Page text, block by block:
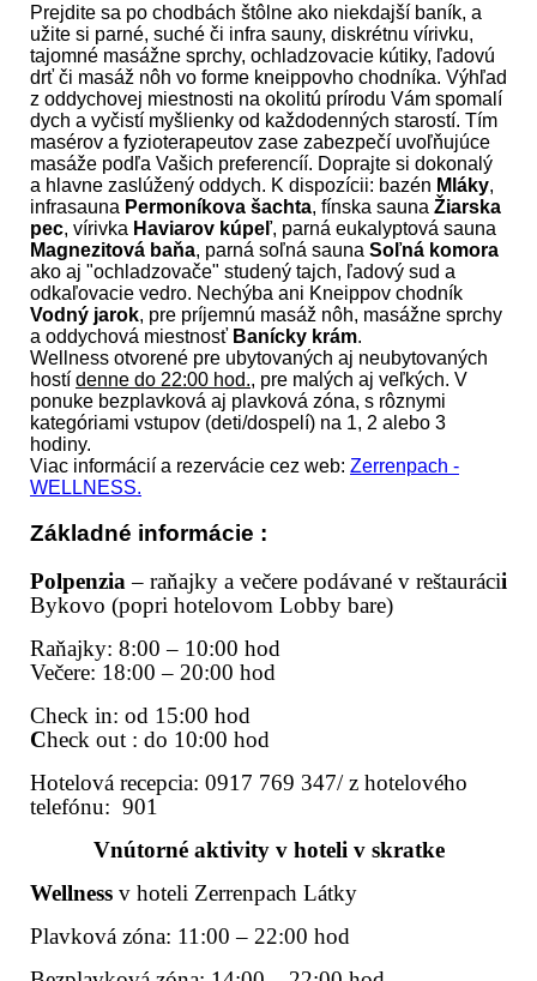
Prejdite sa po chodbách štôlne ako niekdajší baník, a
užite si parné, suché či infra sauny, diskrétnu vírivku,
tajomné masážne sprchy, ochladzovacie kútiky, ľadovú
drť či masáž nôh vo forme kneippovho chodníka. Výhľad
z oddychovej miestnosti na okolitú prírodu Vám spomalí
dych a vyčistí myšlienky od každodenných starostí. Tím
masérov a fyzioterapeutov zase zabezpečí uvoľňujúce
masáže podľa Vašich preferencíí. Doprajte si dokonalý
a hlavne zaslúžený oddych. K dispozícii: bazén Mláky,
infrasauna Permoníkova šachta, fínska sauna Žiarska
pec, vírivka Haviarov kúpeľ, parná eukalyptová sauna
Magnezitová baňa, parná soľná sauna Soľná komora
ako aj "ochladzovače" studený tajch, ľadový sud a
odkaľovacie vedro. Nechýba ani Kneippov chodník
Vodný jarok, pre príjemnú masáž nôh, masážne sprchy
a oddychová miestnosť Banícky krám.
Wellness otvorené pre ubytovaných aj neubytovaných
hostí denne do 22:00 hod., pre malých aj veľkých. V
ponuke bezplavková aj plavková zóna, s rôznymi
kategóriami vstupov (deti/dospelí) na 1, 2 alebo 3
hodiny.
Viac informácií a rezervácie cez web: Zerrenpach -
WELLNESS.
Základné informácie :
Polpenzia – raňajky a večere podávané v reštaurácii
Bykovo (popri hotelovom Lobby bare)
Raňajky: 8:00 – 10:00 hod
Večere: 18:00 – 20:00 hod
Check in: od 15:00 hod
Check out : do 10:00 hod
Hotelová recepcia: 0917 769 347/ z hotelového
telefónu: 901
Vnútorné aktivity v hoteli v skratke
Wellness v hoteli Zerrenpach Látky
Plavková zóna: 11:00 – 22:00 hod